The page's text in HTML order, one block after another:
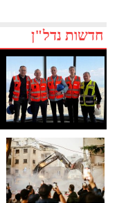
חדשות נדל"ן